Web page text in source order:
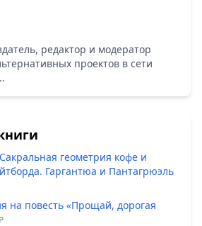
редактор и модератор
проектов в сети
геометрия кофе и
Гаргантюа и Пантагрюэль
на повесть «Прощай, дорогая